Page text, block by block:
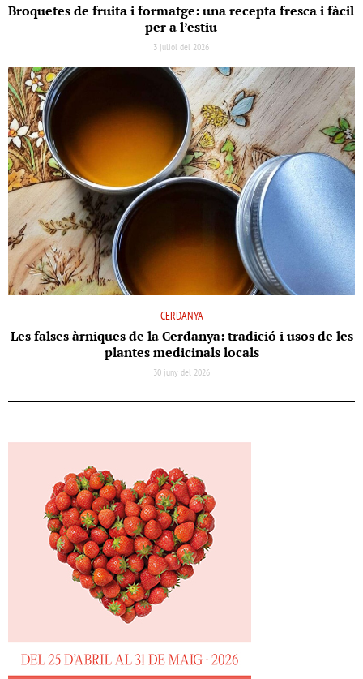
Broquetes de fruita i formatge: una recepta fresca i fàcil
per a l’estiu
3 juliol del 2026
CERDANYA
Les falses àrniques de la Cerdanya: tradició i usos de les
plantes medicinals locals
30 juny del 2026